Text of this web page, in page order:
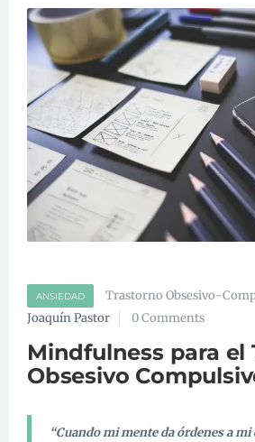
ANSIEDAD Trastorno Obsesivo-
Joaquín Pastor
0 Comments
Mindfulness para el
Obsesivo
“Cuando mi mente da órdenes a mi